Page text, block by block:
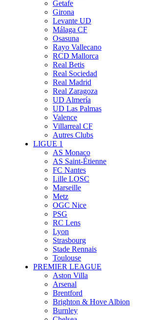
Getafe
Girona
Levante UD
Málaga CF
Osasuna
Rayo Vallecano
RCD Mallorca
Real Betis
Real Sociedad
Real Madrid
Real Zaragoza
UD Almería
UD Las Palmas
Valence
Villarreal CF
Autres Clubs
LIGUE 1
AS Monaco
AS Saint-Étienne
FC Nantes
Lille LOSC
Marseille
Metz
OGC Nice
PSG
RC Lens
Lyon
Strasbourg
Stade Rennais
Toulouse
PREMIER LEAGUE
Aston Villa
Arsenal
Brentford
Brighton & Hove Albion
Burnley